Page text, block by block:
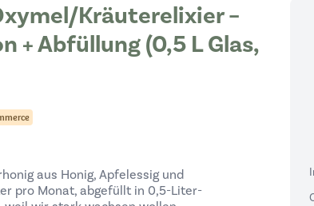
Kräuterelixier –
+ Abfüllung (0,5 L Glas,
aus Honig, Apfelessig und
pro Monat, abgefüllt in 0,5-Liter-